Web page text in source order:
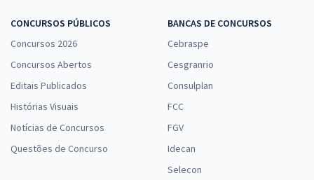
CONCURSOS PÚBLICOS
Concursos 2026
Concursos Abertos
Editais Publicados
Histórias Visuais
Notícias de Concursos
Questões de Concurso
BANCAS DE CONCURSOS
Cebraspe
Cesgranrio
Consulplan
FCC
FGV
Idecan
Selecon